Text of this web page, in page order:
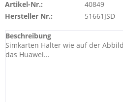
Artikel-Nr.:
40849
Hersteller Nr.:
51661JSD
Beschreibung
Simkarten Halter wie auf der
das Huawei...